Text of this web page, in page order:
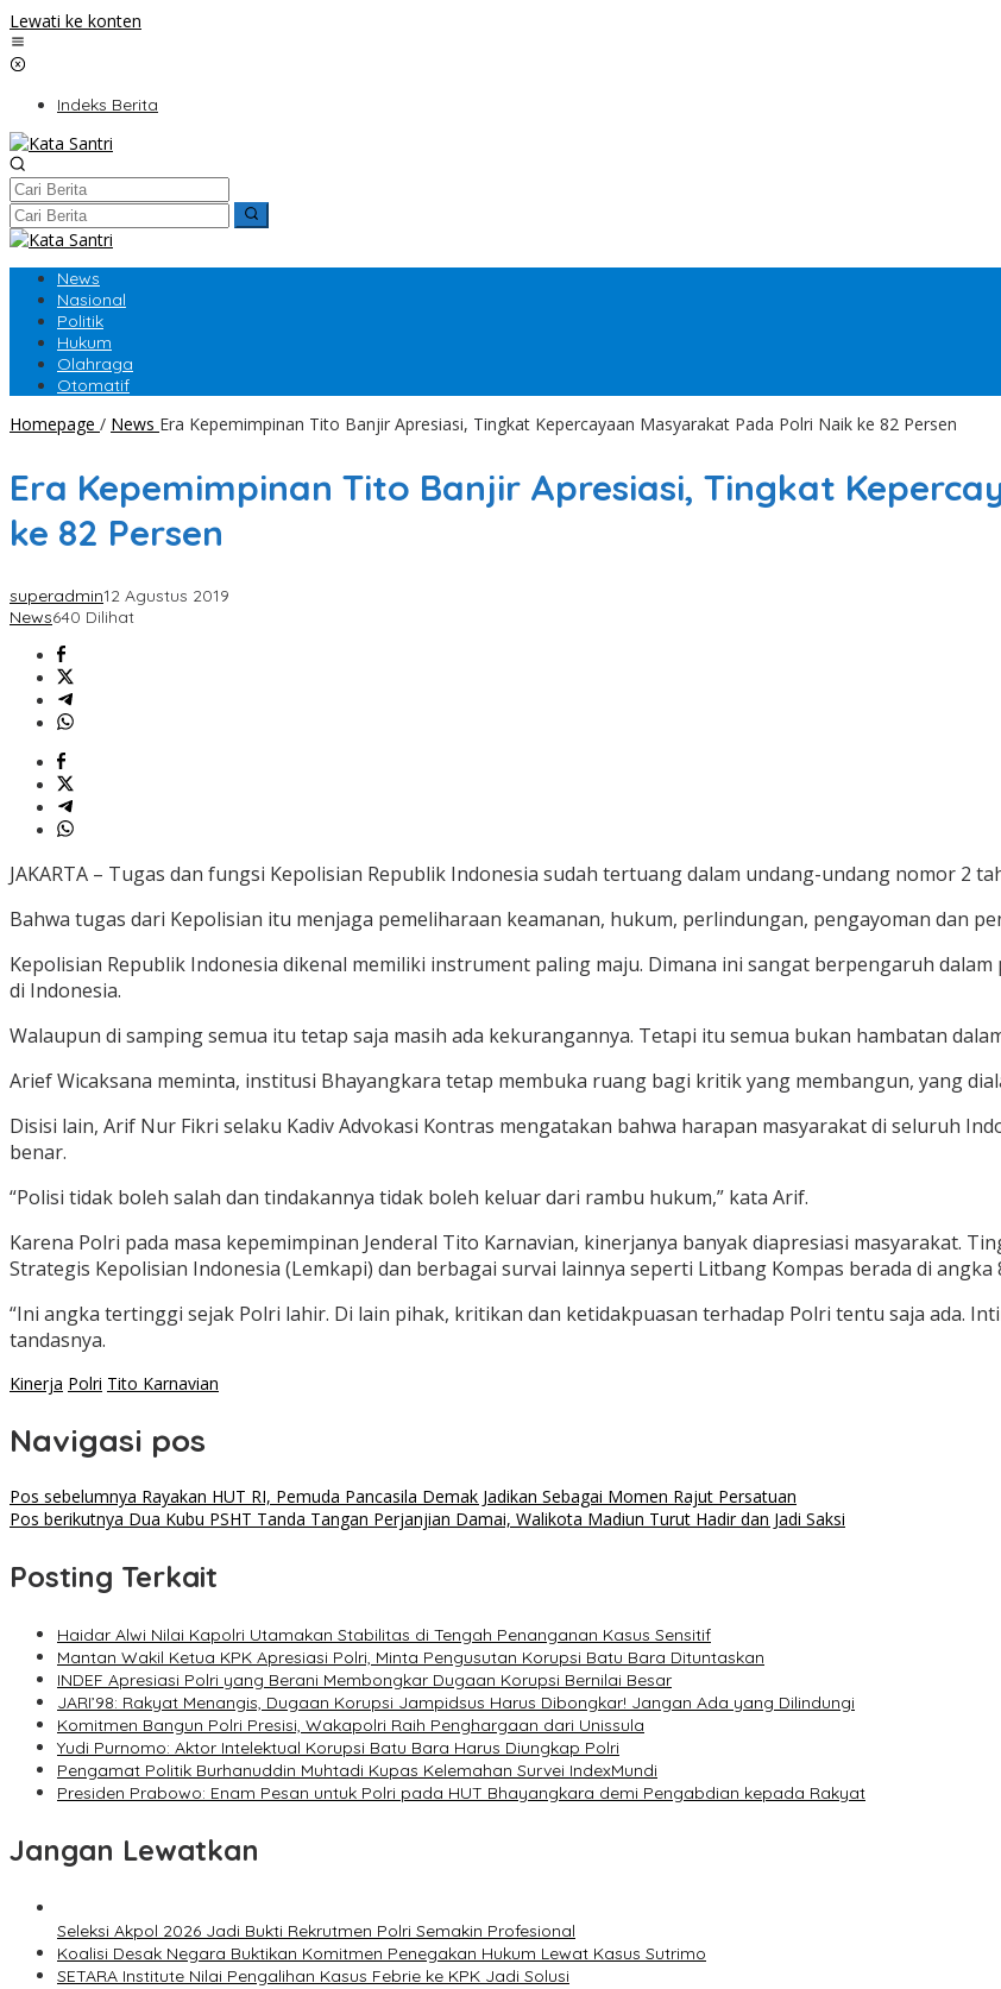
Lewati ke konten
Indeks Berita
News
Nasional
Politik
Hukum
Olahraga
Otomatif
Homepage / News Era Kepemimpinan Tito Banjir Apresiasi, Tingkat Kepercayaan Masyarakat Pada Polri Naik ke 82 Persen
Era Kepemimpinan Tito Banjir Apresiasi, Tingkat
ke 82 Persen
superadmin12 Agustus 2019
News640 Dilihat
JAKARTA – Tugas dan fungsi Kepolisian Republik Indonesia sudah tertuang dalam undang-undang nomor 2
Bahwa tugas dari Kepolisian itu menjaga pemeliharaan keamanan, hukum, perlindungan, pengayoman dan
Kepolisian Republik Indonesia dikenal memiliki instrument paling maju. Dimana ini sangat berpengaruh
di Indonesia.
Walaupun di samping semua itu tetap saja masih ada kekurangannya. Tetapi itu semua bukan hambatan
Arief Wicaksana meminta, institusi Bhayangkara tetap membuka ruang bagi kritik yang membangun, yang
Disisi lain, Arif Nur Fikri selaku Kadiv Advokasi Kontras mengatakan bahwa harapan masyarakat di seluruh
benar.
“Polisi tidak boleh salah dan tindakannya tidak boleh keluar dari rambu hukum,” kata Arif.
Karena Polri pada masa kepemimpinan Jenderal Tito Karnavian, kinerjanya banyak diapresiasi masyarakat.
Strategis Kepolisian Indonesia (Lemkapi) dan berbagai survai lainnya seperti Litbang Kompas berada di angka
“Ini angka tertinggi sejak Polri lahir. Di lain pihak, kritikan dan ketidakpuasan terhadap Polri tentu saja ada.
tandasnya.
Kinerja Polri Tito Karnavian
Navigasi pos
Pos sebelumnya Rayakan HUT RI, Pemuda Pancasila Demak Jadikan Sebagai Momen Rajut Persatuan
Pos berikutnya Dua Kubu PSHT Tanda Tangan Perjanjian Damai, Walikota Madiun Turut Hadir dan Jadi Saksi
Posting Terkait
Haidar Alwi Nilai Kapolri Utamakan Stabilitas di Tengah Penanganan Kasus Sensitif
Mantan Wakil Ketua KPK Apresiasi Polri, Minta Pengusutan Korupsi Batu Bara Dituntaskan
INDEF Apresiasi Polri yang Berani Membongkar Dugaan Korupsi Bernilai Besar
JARI’98: Rakyat Menangis, Dugaan Korupsi Jampidsus Harus Dibongkar! Jangan Ada yang Dilindungi
Komitmen Bangun Polri Presisi, Wakapolri Raih Penghargaan dari Unissula
Yudi Purnomo: Aktor Intelektual Korupsi Batu Bara Harus Diungkap Polri
Pengamat Politik Burhanuddin Muhtadi Kupas Kelemahan Survei IndexMundi
Presiden Prabowo: Enam Pesan untuk Polri pada HUT Bhayangkara demi Pengabdian kepada Rakyat
Jangan Lewatkan
Seleksi Akpol 2026 Jadi Bukti Rekrutmen Polri Semakin Profesional
Koalisi Desak Negara Buktikan Komitmen Penegakan Hukum Lewat Kasus Sutrimo
SETARA Institute Nilai Pengalihan Kasus Febrie ke KPK Jadi Solusi